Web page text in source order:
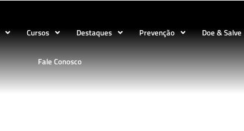
Cursos Destaques Prevenção Doe & Salve
Fale Conosco